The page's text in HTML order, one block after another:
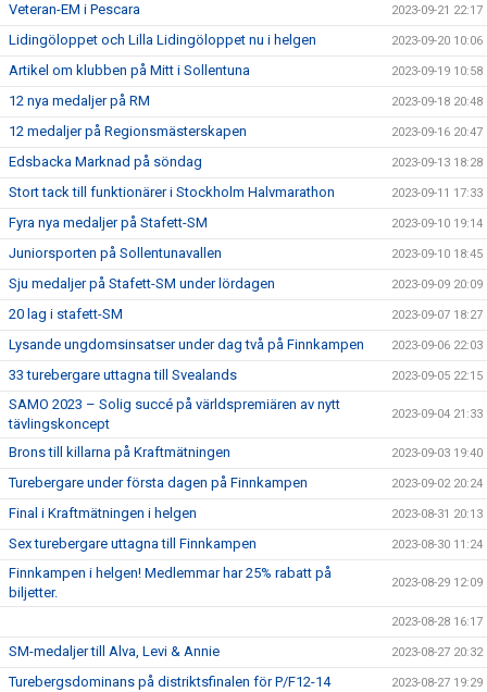
Veteran-EM i Pescara 2023-09-21 22:17
Lidingöloppet och Lilla Lidingöloppet nu i helgen 2023-09-20 10:06
Artikel om klubben på Mitt i Sollentuna 2023-09-19 10:58
12 nya medaljer på RM 2023-09-18 20:48
12 medaljer på Regionsmästerskapen 2023-09-16 20:47
Edsbacka Marknad på söndag 2023-09-13 18:28
Stort tack till funktionärer i Stockholm Halvmarathon 2023-09-11 17:33
Fyra nya medaljer på Stafett-SM 2023-09-10 19:14
Juniorsporten på Sollentunavallen 2023-09-10 18:45
Sju medaljer på Stafett-SM under lördagen 2023-09-09 20:09
20 lag i stafett-SM 2023-09-07 18:27
Lysande ungdomsinsatser under dag två på Finnkampen 2023-09-06 22:03
33 turebergare uttagna till Svealands 2023-09-05 22:15
SAMO 2023 – Solig succé på världspremiären av nytt
tävlingskoncept
2023-09-04 21:33
Brons till killarna på Kraftmätningen 2023-09-03 19:40
Turebergare under första dagen på Finnkampen 2023-09-02 20:24
Final i Kraftmätningen i helgen 2023-08-31 20:13
Sex turebergare uttagna till Finnkampen 2023-08-30 11:24
Finnkampen i helgen! Medlemmar har 25% rabatt på
biljetter.
2023-08-29 12:09
2023-08-28 16:17
SM-medaljer till Alva, Levi & Annie 2023-08-27 20:32
Turebergsdominans på distriktsfinalen för P/F12-14 2023-08-27 19:29